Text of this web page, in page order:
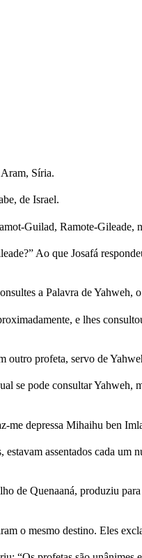
Aram, Síria.
de Israel.
Guilad, Ramote-
Ao que Josafá
a Palavra de Yahweh,
e lhes
profeta, servo de
se pode consultar
me depressa Mihaihu ben
assentados cada
de Quenaaná, produziu
o mesmo destino. Eles